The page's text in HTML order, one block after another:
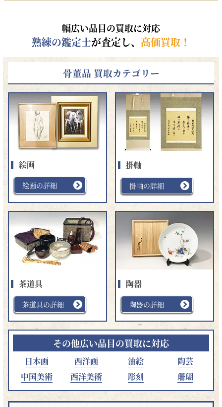
幅広い品目の買取に対応
熟練の鑑定士が査定し、 高価買取！
骨董品 買取カテゴリー
絵画
絵画の詳細
掛軸
掛軸の詳細
茶道具
茶道具の詳細
陶器
陶器の詳細
その他広い品目の買取に対応
日本画 西洋画 油絵
陶芸
中国美術
西洋美術 彫刻 珊瑚